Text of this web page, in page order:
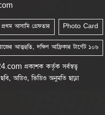
Photo Card
আসামি গ্রেফতার
আত্মহুতি, দক্ষিণ আফ্রিকার টার্গেট ১০৬
প্রকাশক কর্তৃক সর্বস্বত্ব
অডিও, ভিডিও অনুমতি ছাড়া